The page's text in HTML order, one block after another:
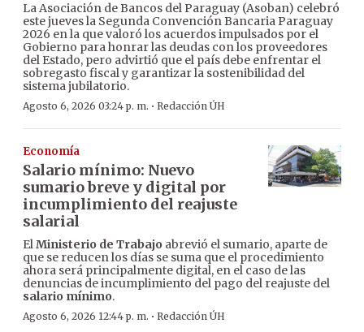
La Asociación de Bancos del Paraguay (Asoban) celebró
este jueves la Segunda Convención Bancaria Paraguay
2026 en la que valoró los acuerdos impulsados por el
Gobierno para honrar las deudas con los proveedores
del Estado, pero advirtió que el país debe enfrentar el
sobregasto fiscal y garantizar la sostenibilidad del
sistema jubilatorio.
Agosto 6, 2026 03:24 p. m. · Redacción ÚH
Economía
Salario mínimo: Nuevo
sumario breve y digital por
incumplimiento del reajuste
salarial
ElMinisterio de Trabajo abrevió el sumario, aparte de
que se reducen los días se suma que el procedimiento
ahora será principalmente digital, en el caso de las
denuncias de incumplimiento del pago del reajuste del
salario mínimo.
Agosto 6, 2026 12:44 p. m. · Redacción ÚH